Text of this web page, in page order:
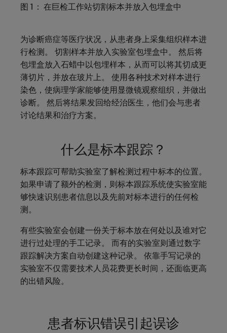
图 1： 在巨检工作站切割标本并放入包埋盒中
为诊断癌症等医疗状况，从患者身上采集组织样本进
行检测。 切割样本并放入实验室包埋盒中。 然后将
包埋盒放入石蜡中以包埋样本，从而可以将其切成更
薄切片，并放在玻片上。 使用各种技术对样本进行
染色，使病理学家能够使用显微镜观察组织，并做出
诊断。 然后将结果发回给经治医生，他们会与患者
讨论结果和治疗方案。
什么是标本跟踪？
标本跟踪可帮助实验室了解检测过程中标本的位置。
如果申请了额外的检测，则标本跟踪系统使实验室能
够快速识别患者信息以及先前对标本进行的任何检
测。
有些实验室会创建一份关于标本放在何处以及谁对它
进行过处理的手工记录。 而有的实验室则通过数字
跟踪解决方案自动创建这种记录。 依靠手写记录的
实验室不仅需要技术人员花费更长时间，还面临更高
的出错风险。
患者标识错误引起误诊